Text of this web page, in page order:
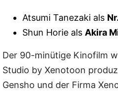
Atsumi Tanezaki als
Shun Horie als Akira
Der 90-minütige Kinofilm wird im eigens dafür gegründeten Yasuda Gensho
Studio by Xenotoon
Gensho und der Firma